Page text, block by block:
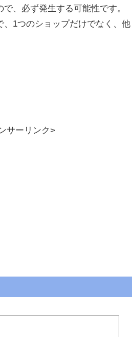
、必ず発生する可能性です。
1つのショップだけでなく、他
サーリンク>